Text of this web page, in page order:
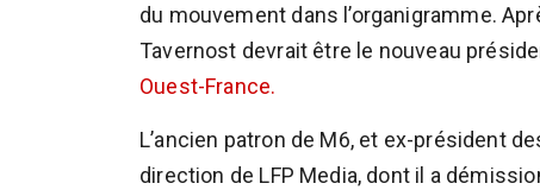
du mouvement dans l’organigramme.
Tavernost devrait être le nouveau
Ouest-France.
L’ancien patron de M6, et ex-président
direction de LFP Media, dont il a